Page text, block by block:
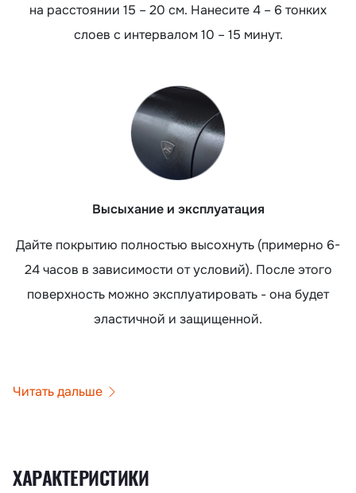
на расстоянии 15 – 20 см. Нанесите 4 – 6 тонких
слоев с интервалом 10 – 15 минут.
Высыхание и эксплуатация
Дайте покрытию полностью высохнуть (примерно 6-
24 часов в зависимости от условий). После этого
поверхность можно эксплуатировать - она будет
эластичной и защищенной.
Читать дальше
ХАРАКТЕРИСТИКИ